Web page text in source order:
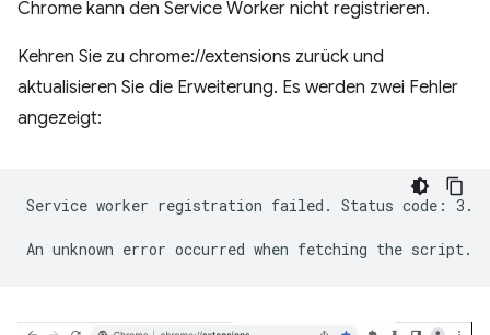
Chrome kann den Service Worker nicht registrieren.
Kehren Sie zu chrome://extensions zurück und
aktualisieren Sie die Erweiterung. Es werden zwei Fehler
angezeigt:
Service worker registration failed. Status code: 3.